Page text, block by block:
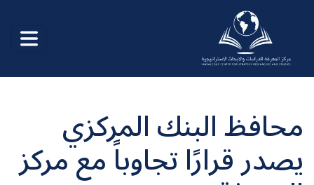
محافظ البنك المركزي
يصدر قرارًا تجاوباً مع مركز